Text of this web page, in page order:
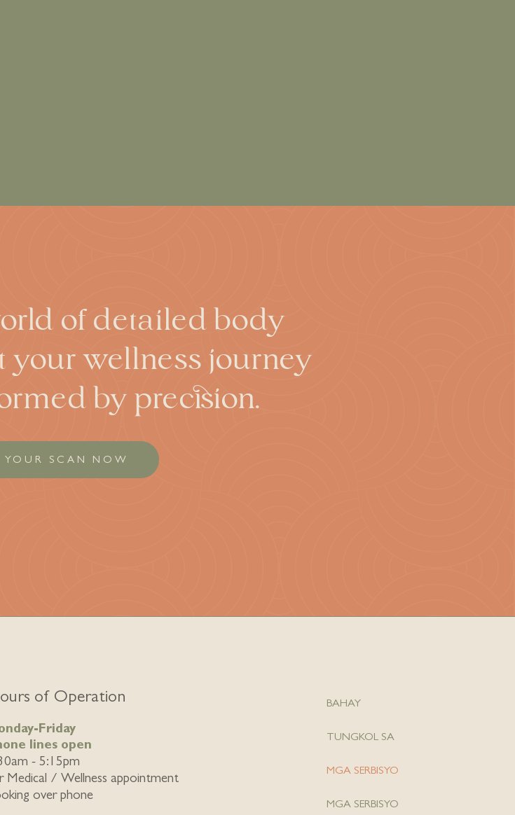
of detailed body
your wellness journey
by precision.
YOUR SCAN NOW
of Operation
Friday
lines open
- 5:15pm
Medical / Wellness appointment
over phone
BAHAY
TUNGKOL SA
MGA SERBISYO
MGA SERBISYO